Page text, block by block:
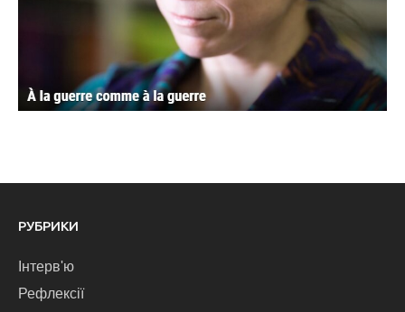
РУБРИКИ
Інтерв'ю
Рефлексії